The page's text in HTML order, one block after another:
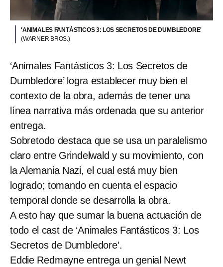
'ANIMALES FANTÁSTICOS 3: LOS SECRETOS DE DUMBLEDORE'
(WARNER BROS.)
‘Animales Fantásticos 3: Los Secretos de
Dumbledore’ logra establecer muy bien el
contexto de la obra, además de tener una
línea narrativa más ordenada que su anterior
entrega.
Sobretodo destaca que se usa un paralelismo
claro entre Grindelwald y su movimiento, con
la Alemania Nazi, el cual está muy bien
logrado; tomando en cuenta el espacio
temporal donde se desarrolla la obra.
A esto hay que sumar la buena actuación de
todo el cast de ‘Animales Fantásticos 3: Los
Secretos de Dumbledore’.
Eddie Redmayne entrega un genial Newt